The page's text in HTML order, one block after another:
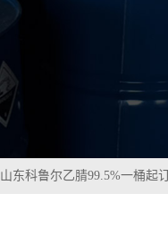
山东科鲁尔乙腈99.5%一桶起订